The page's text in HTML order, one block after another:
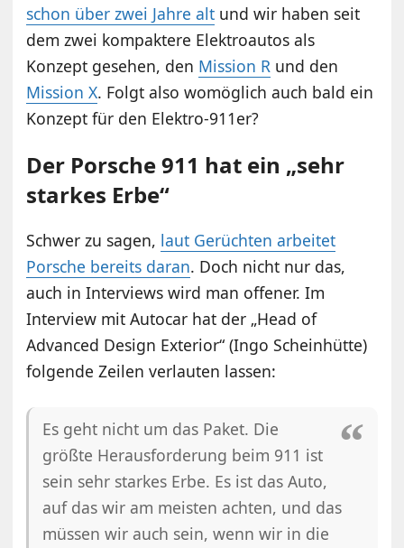
schon über zwei Jahre alt und wir haben seit
dem zwei kompaktere Elektroautos als
Konzept gesehen, den Mission R und den
Mission X. Folgt also womöglich auch bald ein
Konzept für den Elektro-911er?
Der Porsche 911 hat ein „sehr
starkes Erbe“
Schwer zu sagen, laut Gerüchten arbeitet
Porsche bereits daran. Doch nicht nur das,
auch in Interviews wird man offener. Im
Interview mit Autocar hat der „Head of
Advanced Design Exterior“ (Ingo Scheinhütte)
folgende Zeilen verlauten lassen:
Es geht nicht um das Paket. Die
größte Herausforderung beim 911 ist
sein sehr starkes Erbe. Es ist das Auto,
auf das wir am meisten achten, und das
müssen wir auch sein, wenn wir in die